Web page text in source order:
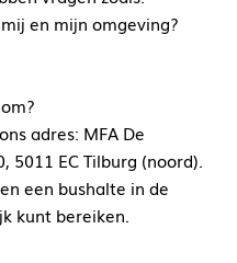
en mijn omgeving?
adres: MFA De
5011 EC Tilburg (noord).
een bushalte in de
kunt bereiken.